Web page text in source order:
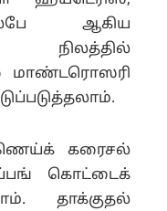
ஆகிய
மாண்டரொஸரி
கரைசல்
கொட்டைக்
தாக்குதல்